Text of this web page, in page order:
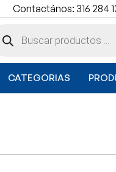
Contactános: 316 284
CATEGORIAS